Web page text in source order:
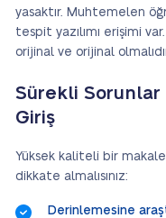
yasaktır. Muhtemelen
tespit yazılımı erişimi
orijinal ve orijinal
Sürekli Sorunlar
Giriş
Yüksek kaliteli bir
dikkate almalısınız:
Derinlemesine